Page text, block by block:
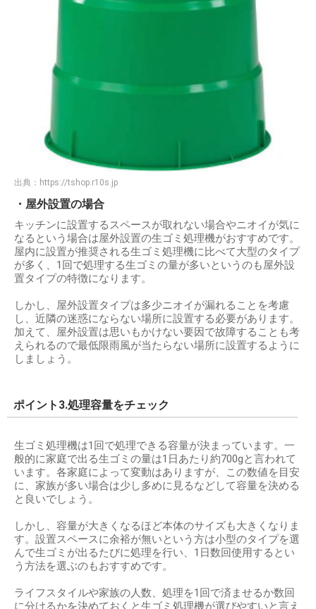
出典： https://tshop.r10s.jp
・屋外設置の場合
キッチンに設置するスペースが取れない場合やニオイが気に
なるという場合は屋外設置の生ゴミ処理機がおすすめです。
屋内に設置が推奨される生ゴミ処理機に比べて大型のタイプ
が多く、1回で処理する生ゴミの量が多いというのも屋外設
置タイプの特徴になります。
しかし、屋外設置タイプは多少ニオイが漏れることを考慮
し、近隣の迷惑にならない場所に設置する必要があります。
加えて、屋外設置は思いもかけない要因で故障することも考
えられるので最低限雨風が当たらない場所に設置するように
しましょう。
ポイント3.処理容量をチェック
生ゴミ処理機は1回で処理できる容量が決まっています。一
般的に家庭で出る生ゴミの量は1日あたり約700gと言われて
います。各家庭によって変動はありますが、この数値を目安
に、家族が多い場合は少し多めに見るなどして容量を決める
と良いでしょう。
しかし、容量が大きくなるほど本体のサイズも大きくなりま
す。設置スペースに余裕が無いという方は小型のタイプを選
んで生ゴミが出るたびに処理を行い、1日数回使用するとい
う方法を選ぶのもおすすめです。
ライフスタイルや家族の人数、処理を1回で済ませるか数回
に分けるかを決めておくと生ゴミ処理機が選びやすいと言え